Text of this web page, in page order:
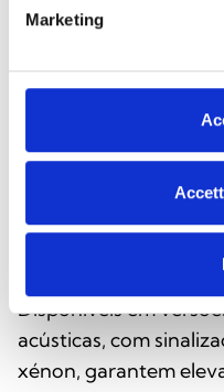
Marketing
Sinalizadores
Os sinalizadores de
são concebidos e
atmosferas
Disponíveis em
acústicas, com
xénon, garantem